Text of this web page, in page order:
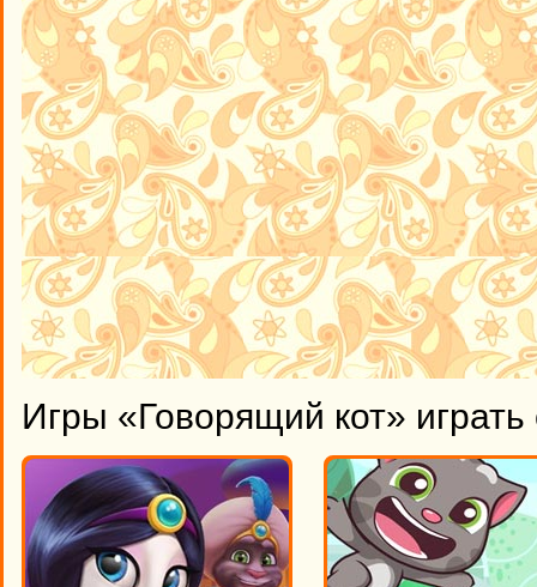
Игры «Говорящий кот»